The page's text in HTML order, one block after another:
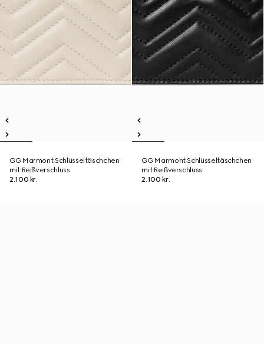
GG Marmont Schlüsseltäschchen
mit Reißverschluss
2.100 kr.
GG Marmont Schlüsseltäschchen
mit Reißverschluss
2.100 kr.